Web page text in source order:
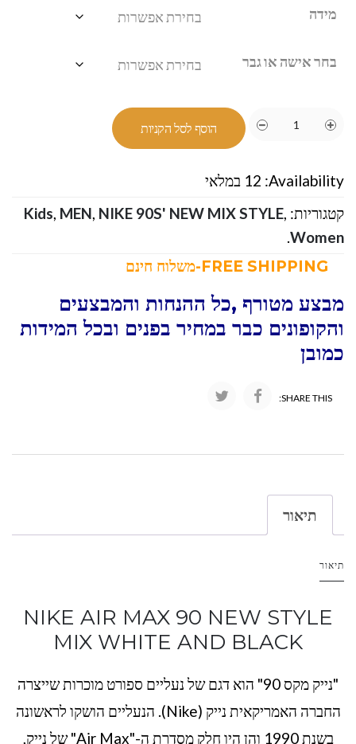
מידה
בחר אישה או גבר
הוסף לסל הקניות
Availability: 12 במלאי
קטגוריות:
Kids, MEN, NIKE 90S' NEW MIX STYLE,
Women
.
מבצע מטורף ,כל ההנחות והמבצעים
והקופונים כבר במחיר בפנים ובכל המידות
כמובן
SHARE THIS:
תיאור
תיאור
NIKE AIR MAX 90 NEW STYLE
MIX WHITE AND BLACK
"נייק מקס 90" הוא דגם של נעליים ספורט מוכרות שייצרה
החברה האמריקאית נייק (Nike). הנעליים הושקו לראשונה
בשנת 1990 והן היו חלק מסדרת ה-"Air Max" של נייק,